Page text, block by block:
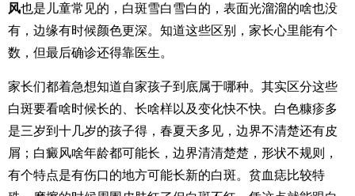
风也是儿童常见的，白斑雪白雪白的，表面光溜溜的啥也没
有，边缘有时候颜色更深。知道这些区别，家长心里能有个
数，但最后确诊还得靠医生。
家长们都着急想知道自家孩子到底属于哪种。其实区分这些
白斑要看啥时候长的、长啥样以及变化快不快。白色糠疹多
是三岁到十几岁的孩子得，春夏天多见，边界不清楚还有皮
屑；白癜风啥年龄都可能长，边界清清楚楚，形状不规则，
有个特点是有伤口的地方可能长新的白斑。贫血痣比较特